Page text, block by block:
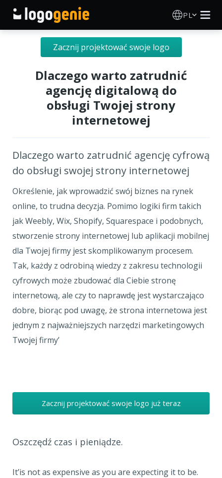
PL
Kreator Logo
Generator logo AI
Pomysły na logo
Produkty drukowane
O nas
ZALOGUJ SIĘ
Zacznij projektować swoje logo
Dlaczego warto zatrudnić
agencję digitalową do
obsługi Twojej strony
internetowej
Dlaczego warto zatrudnić agencję cyfrową
do obsługi swojej strony internetowej
Określenie, jak wprowadzić swój biznes na rynek
online, to trudna decyzja. Pomimo logiki firm takich
jak Weebly, Wix, Shopify, Squarespace i podobnych,
stworzenie strony internetowej lub aplikacji mobilnej
dla Twojej firmy jest skomplikowanym procesem.
Tak, każdy z odrobiną wiedzy z zakresu technologii
cyfrowych może zbudować dla Ciebie stronę
internetową, ale czy to naprawdę jest wystarczająco
dobre, biorąc pod uwagę, że strona internetowa jest
jednym z najważniejszych narzędzi marketingowych
Twojej firmy’
Zacznij projektować swoje logo już teraz
Oszczędź czas i pieniądze.
It’is not as expensive as you are expecting it to be.